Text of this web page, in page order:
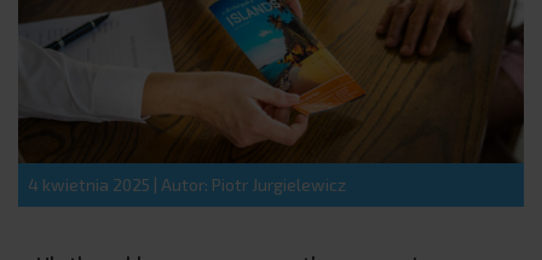
4 kwietnia 2025 Autor: Piotr Jurgielewicz